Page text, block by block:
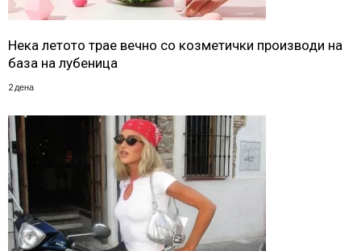
Нека летото трае вечно со козметички производи на
база на лубеница
2 дена